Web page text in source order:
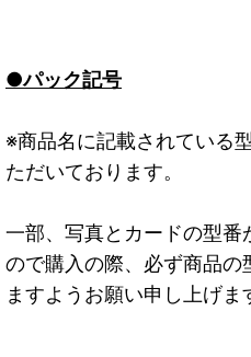
●パック記号
※商品名に記載されている
ただいております。
一部、写真とカードの型
ので購入の際、必ず商品の
ますようお願い申し上げま